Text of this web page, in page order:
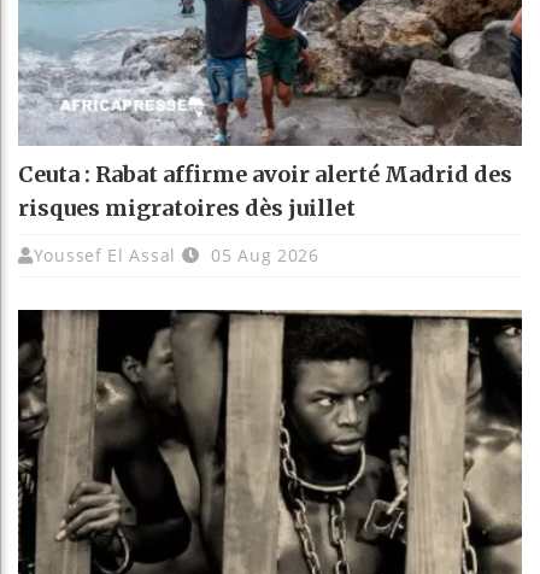
Ceuta : Rabat affirme avoir alerté Madrid des
risques migratoires dès juillet
Youssef El Assal 05 Aug 2026